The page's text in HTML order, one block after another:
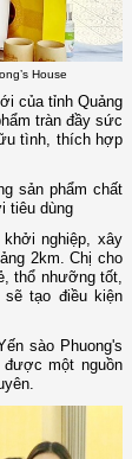
House
của tỉnh Quảng
tràn đầy sức
tình, thích hợp
sản phẩm chất
tiêu dùng
nghiệp, xây
2km. Chị cho
thổ nhưỡng tốt,
tạo điều kiện
sào Phuong's
được một nguồn